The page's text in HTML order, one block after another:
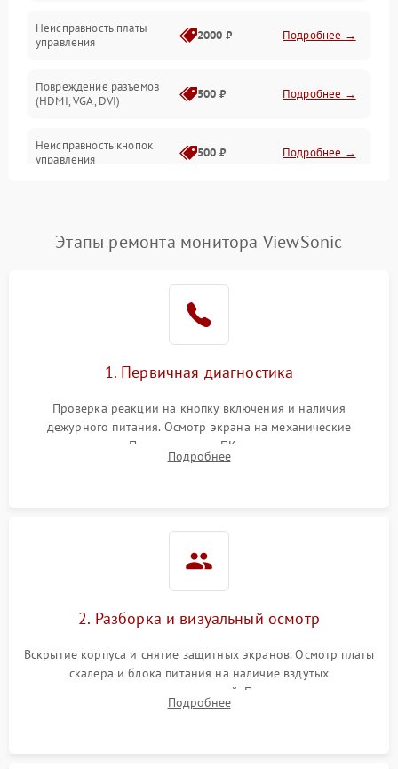
Неисправность платы
управления
2000 ₽ Подробнее →
Повреждение разъемов
(HDMI, VGA, DVI)
500 ₽ Подробнее →
Неисправность кнопок
управления
500 ₽ Подробнее →
Повреждение кабеля
1000 ₽
Поломка системы
автоматического
1000 ₽ Подробнее →
Неисправность системы
1000 ₽
защиты от замыкания
1000 ₽ Подробнее →
1000 ₽
Этапы ремонта монитора ViewSonic
1. Первичная диагностика
Проверка реакции на кнопку включения и наличия
дежурного питания. Осмотр экрана на механические
повреждения. Подключение к ПК для оценки вывода
изображения, работы подсветки и выявления артефактов на
Подробнее
2. Разборка и визуальный осмотр
Вскрытие корпуса и снятие защитных экранов. Осмотр платы
скалера и блока питания на наличие вздутых
конденсаторов, прогаров, окислений. Проверка надежности
контактов и целостности шлейфов матрицы.
Подробнее